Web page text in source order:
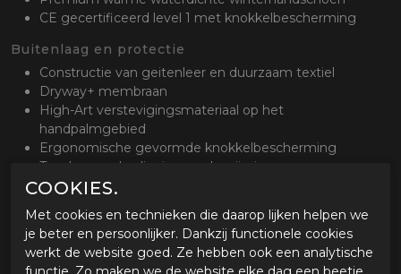
CE gecertificeerd level 1 met knokkelbescherming
Buitenlaag en protectie
Constructie van geitenleer en duurzaam textiel
Dryway+ membraan
High-Art verstevigingsmateriaal op het
handpalmgebied
Ergonomische gevormde knokkelbescherming
Touchscreenbediening op de wijsvinger
Waterdicht en binnenvoering
Waterdichtheid en binnenvoering
Ademend, wind en waterdicht Dryway+ membraan
Warmtevoering van 40gr Innoborne
COOKIES.
Met cookies en technieken die daarop lijken helpen we
je beter en persoonlijker. Dankzij functionele cookies
werkt de website goed. Ze hebben ook een analytische